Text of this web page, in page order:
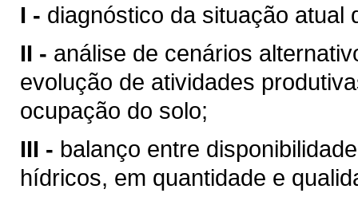
I - diagnóstico da situação atual
II - análise de cenários
evolução de atividades
ocupação do solo;
III - balanço entre
hídricos, em quantidade e